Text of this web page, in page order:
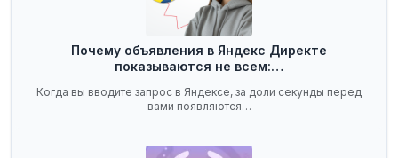
Почему объявления в Яндекс Директе
показываются не всем:…
Когда вы вводите запрос в Яндексе, за доли секунды перед
вами появляются…